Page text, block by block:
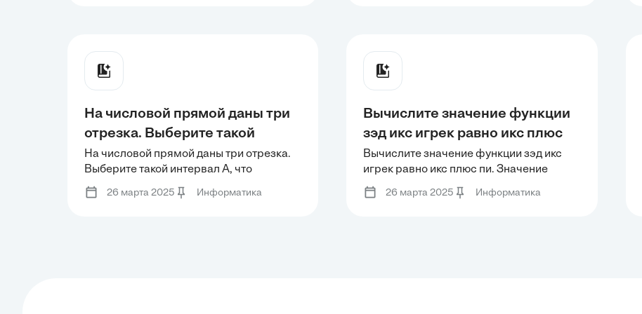
На числовой прямой даны три
отрезка. Выберите такой
интервал A, что формулы
тождественно равны, то есть
принимают равные значения
На числовой прямой даны три отрезка.
Выберите такой интервал A, что
формулы тождественно равны, то есть
принимают равные значения при любом
26 марта 2025 Информатика
Вычислите значение функции
зэд икс игрек равно икс плюс
пи. Значение переменных x и y
задайте самостоятельно путем
ввода с клавиатуры.
Вычислите значение функции зэд икс
игрек равно икс плюс пи. Значение
переменных x и y задайте
самостоятельно путем ввода с
26 марта 2025 Информатика